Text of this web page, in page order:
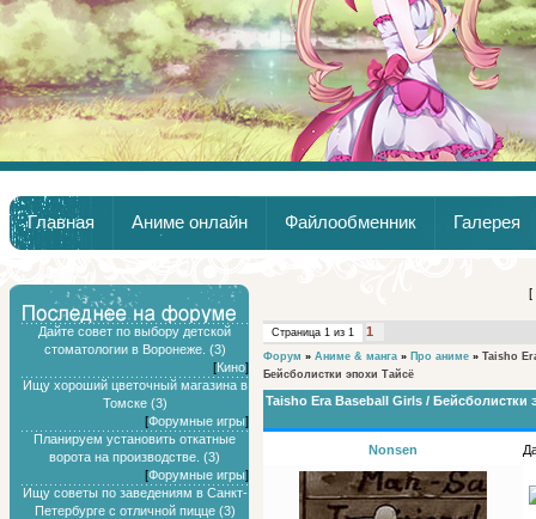
Главная Аниме онлайн Файлообменник Галерея
Дайте совет по выбору детской
стоматологии в Воронеже. (3)
[Кино]
Ищу хороший цветочный магазина в
Томске (3)
[Форумные игры]
Планируем установить откатные
ворота на производстве. (3)
[Форумные игры]
Ищу советы по заведениям в Санкт-
Петербурге с отличной пицце (3)
[
Страница 1 из 1 1
Форум » Аниме & манга » Про аниме » Taisho
Бейсболистки эпохи Тайсё
Taisho Era Baseball Girls / Бейсболистки
Nonsen